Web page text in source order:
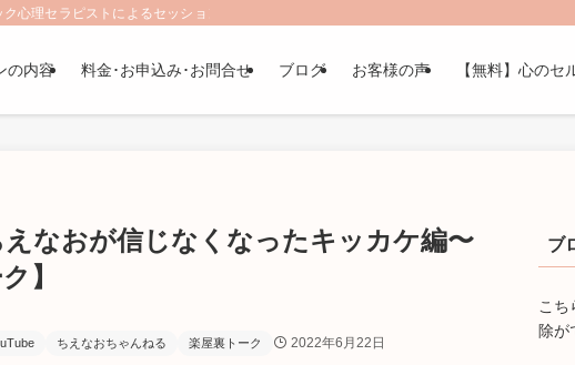
心理セラピストによるセッション。 | 「それでも自分を愛したい」対症療法ではない、確か
の内容 料金･お申込み･お問合せ ブログ お客様の声 【無料】心のセ
なおが信じなくなったキッカケ編〜
】
ちえなおちゃんねる 楽屋裏トーク 2022年6月22日
ブ
こち
除が